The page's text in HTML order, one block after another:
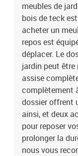
meubles de
bois de teck
acheter un
repos est
déplacer. Le
jardin peut être
assise
complètement
dossier offrent
ainsi, et deux
pour reposer
prolonger la
nous vous